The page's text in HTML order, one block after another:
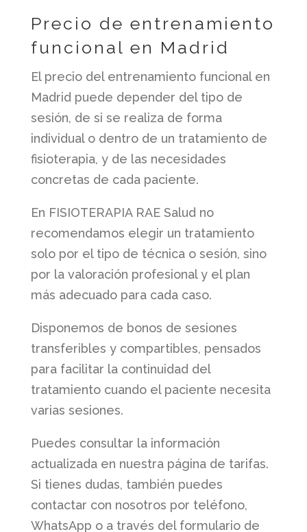
Precio de entrenamiento
funcional en Madrid
El precio del entrenamiento funcional en
Madrid puede depender del tipo de
sesión, de si se realiza de forma
individual o dentro de un tratamiento de
fisioterapia, y de las necesidades
concretas de cada paciente.
En FISIOTERAPIA RAE Salud no
recomendamos elegir un tratamiento
solo por el tipo de técnica o sesión, sino
por la valoración profesional y el plan
más adecuado para cada caso.
Disponemos de bonos de sesiones
transferibles y compartibles, pensados
para facilitar la continuidad del
tratamiento cuando el paciente necesita
varias sesiones.
Puedes consultar la información
actualizada en nuestra página de tarifas.
Si tienes dudas, también puedes
contactar con nosotros por teléfono,
WhatsApp o a través del formulario de